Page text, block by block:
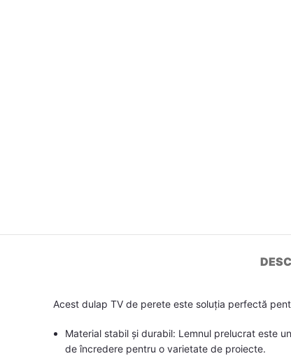
Acest dulap TV de perete este soluția perfectă
Material stabil și durabil: Lemnul prelucrat este
de încredere pentru o varietate de proiecte.